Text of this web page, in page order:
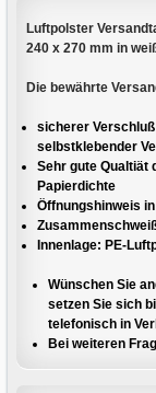
Luftpolster
240 x 270 mm in
Die bewährte
sicherer
selbstklebender
Sehr gute Qualtiät
Papierdichte
Öffnungshinweis
Innenlage: PE-
Wünschen Sie
setzen Sie sich
telefonisch in
Bei weiteren